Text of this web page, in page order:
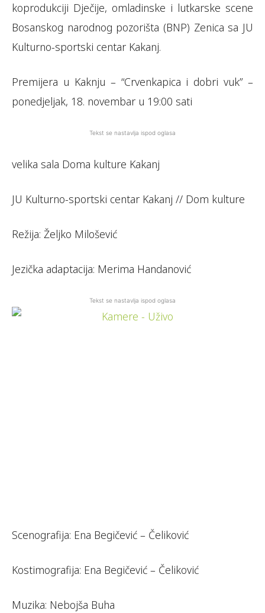
koprodukciji Dječije, omladinske i lutkarske scene
Bosanskog narodnog pozorišta (BNP) Zenica sa JU
Kulturno-sportski centar Kakanj.
Premijera u Kaknju – “Crvenkapica i dobri vuk” –
ponedjeljak, 18. novembar u 19:00 sati
Tekst se nastavlja ispod oglasa
velika sala Doma kulture Kakanj
JU Kulturno-sportski centar Kakanj // Dom kulture
Režija: Željko Milošević
Jezička adaptacija: Merima Handanović
Tekst se nastavlja ispod oglasa
Scenografija: Ena Begičević – Čeliković
Kostimografija: Ena Begičević – Čeliković
Muzika: Nebojša Buha